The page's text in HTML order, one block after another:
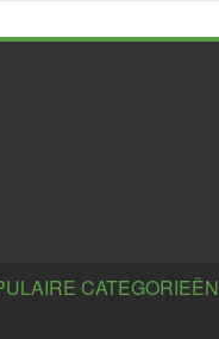
CATEGORIEËN